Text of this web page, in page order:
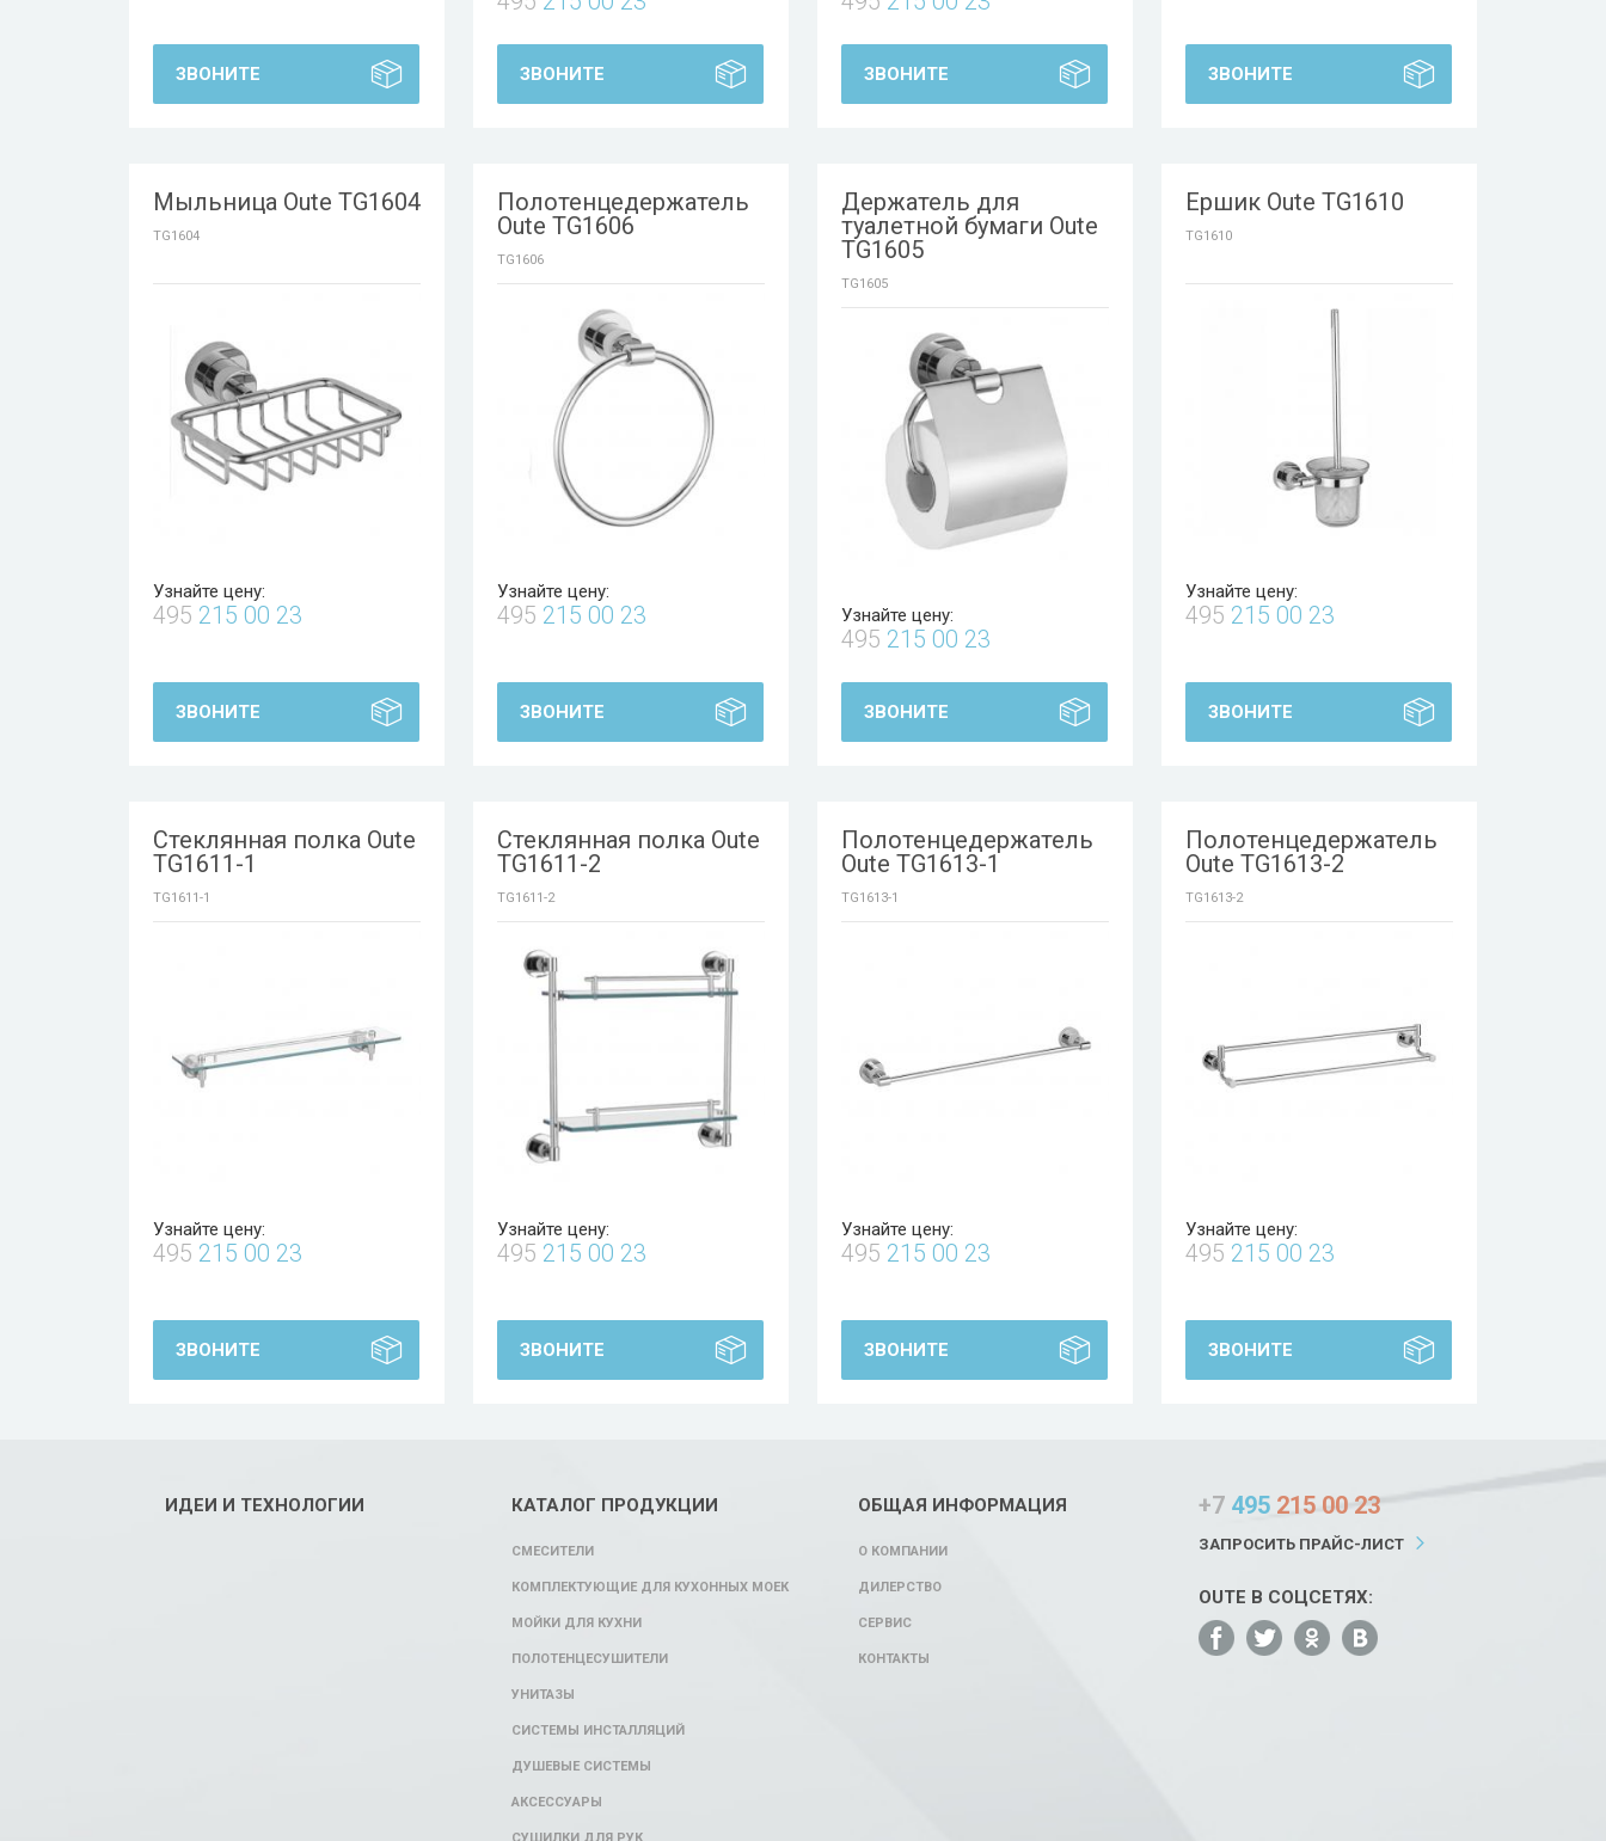
ЗВОНИТЕ ЗВОНИТЕ ЗВОНИТЕ ЗВОНИТЕ
Мыльница Oute TG1604
TG1604
Узнайте цену:
495 215 00 23
ЗВОНИТЕ
Полотенцедержатель
Oute TG1606
TG1606
Узнайте цену:
495 215 00 23
ЗВОНИТЕ
Держатель для
туалетной бумаги Oute
TG1605
TG1605
Узнайте цену:
495 215 00 23
ЗВОНИТЕ
Ершик Oute TG1610
TG1610
Узнайте цену:
495 215 00 23
ЗВОНИТЕ
Стеклянная полка Oute
TG1611-1
TG1611-1
Узнайте цену:
495 215 00 23
ЗВОНИТЕ
Стеклянная полка Oute
TG1611-2
TG1611-2
Узнайте цену:
495 215 00 23
ЗВОНИТЕ
Полотенцедержатель
Oute TG1613-1
TG1613-1
Узнайте цену:
495 215 00 23
ЗВОНИТЕ
Полотенцедержатель
Oute TG1613-2
TG1613-2
Узнайте цену:
495 215 00 23
ЗВОНИТЕ
ИДЕИ И ТЕХНОЛОГИИ КАТАЛОГ ПРОДУКЦИИ
СМЕСИТЕЛИ
КОМПЛЕКТУЮЩИЕ ДЛЯ КУХОННЫХ МОЕК
МОЙКИ ДЛЯ КУХНИ
ПОЛОТЕНЦЕСУШИТЕЛИ
УНИТАЗЫ
СИСТЕМЫ ИНСТАЛЛЯЦИЙ
ДУШЕВЫЕ СИСТЕМЫ
АКСЕССУАРЫ
ОБЩАЯ ИНФОРМАЦИЯ
О КОМПАНИИ
ДИЛЕРСТВО
СЕРВИС
КОНТАКТЫ
+7 495 215 00 23
ЗАПРОСИТЬ ПРАЙС-ЛИСТ
OUTE В СОЦСЕТЯХ: